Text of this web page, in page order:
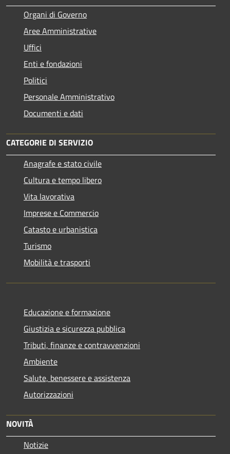
Organi di Governo
Aree Amministrative
Uffici
Enti e fondazioni
Politici
Personale Amministrativo
Documenti e dati
CATEGORIE DI SERVIZIO
Anagrafe e stato civile
Cultura e tempo libero
Vita lavorativa
Imprese e Commercio
Catasto e urbanistica
Turismo
Mobilità e trasporti
Educazione e formazione
Giustizia e sicurezza pubblica
Tributi, finanze e contravvenzioni
Ambiente
Salute, benessere e assistenza
Autorizzazioni
NOVITÀ
Notizie